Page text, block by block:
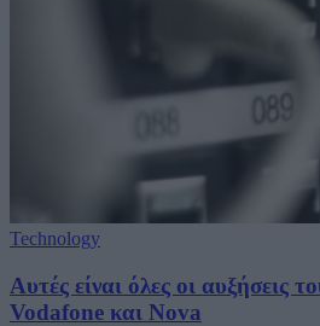
Technology
Αυτές είναι όλες οι αυξήσεις
Vodafone και Nova